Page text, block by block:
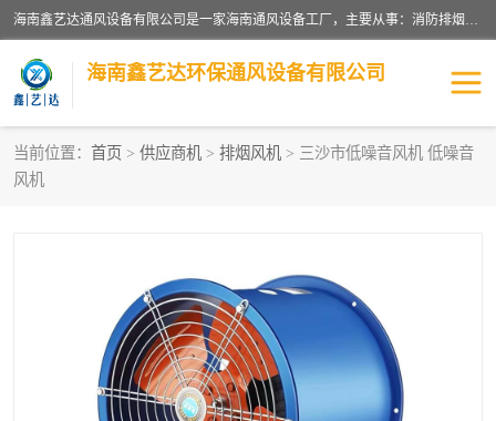
海南鑫艺达通风设备有限公司是一家海南通风设备工厂，主要从事：消防排烟工程、油烟净化工程、厨房排烟工程、酒店厨房设备、新风排风系统、镀锌铁皮管道加工、暖通工程、通风管道安装、消防火阀百叶风口等业务。公司拥有管道及配件一体化工厂生产线，良好的售后服务，良好的设计团队，良好的施工团队、良好管理人员，掌握畅通丰富的信息、市场渠道。
海南鑫艺达环保通风设备有限公司
当前位置： 首页 > 供应商机 > 排烟风机 > 三沙市低噪音风机 低噪音
风机
海南暖通工程
海南油烟净化工程 管道配件
风机系列 镁质防火风管
通风设备 通风管道